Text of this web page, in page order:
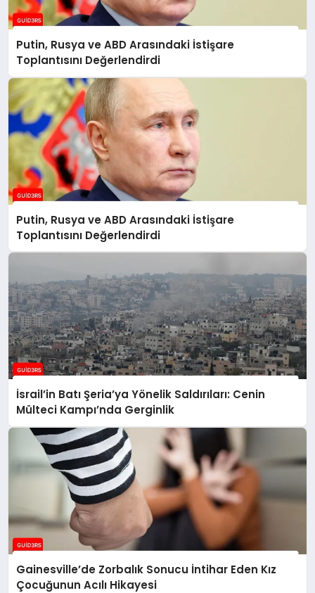
Putin, Rusya ve ABD Arasındaki İstişare
Toplantısını Değerlendirdi
Putin, Rusya ve ABD Arasındaki İstişare
Toplantısını Değerlendirdi
İsrail’in Batı Şeria’ya Yönelik Saldırıları: Cenin
Mülteci Kampı’nda Gerginlik
Gainesville’de Zorbalık Sonucu İntihar Eden Kız
Çocuğunun Acılı Hikayesi